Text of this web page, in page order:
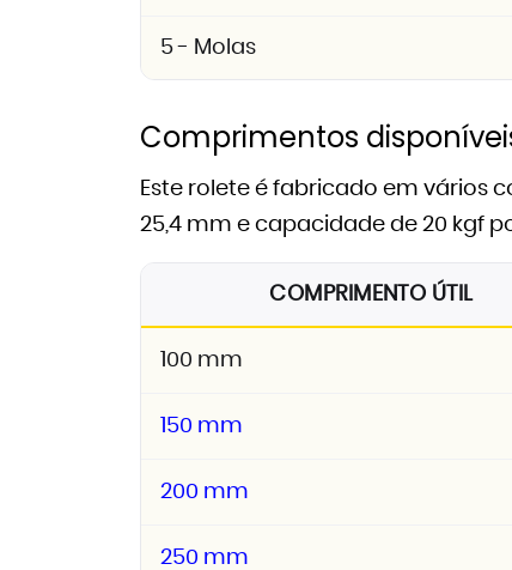
5 - Molas
Comprimentos
Este rolete é fabricado em vários
25,4 mm e capacidade de 20 kgf
COMPRIMENTO ÚTIL
100 mm
150 mm
200 mm
250 mm